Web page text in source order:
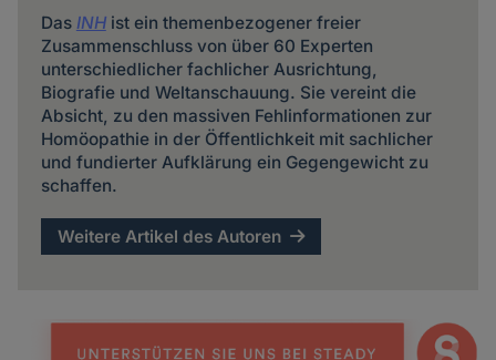
Das INHist ein themenbezogener freier
Zusammenschluss von über 60 Experten
unterschiedlicher fachlicher Ausrichtung,
Biografie und Weltanschauung. Sie vereint die
Absicht, zu den massiven Fehlinformationen zur
Homöopathie in der Öffentlichkeit mit sachlicher
und fundierter Aufklärung ein Gegengewicht zu
schaffen.
Weitere Artikel des Autoren